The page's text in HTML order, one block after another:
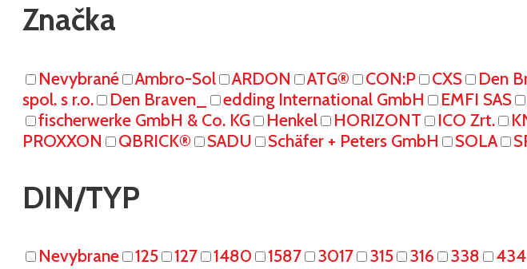
Značka
Nevybrané Ambro-Sol ARDON ATG® CON:P CXS Den
spol. s r.o.
Den Braven_ edding International GmbH EMFI SAS
fischerwerke GmbH & Co. KG
Henkel HORIZONT ICO Zrt.
PROXXON
QBRICK® SADU Schäfer + Peters GmbH SOLA
DIN/TYP
Nevybrane 125 127 1480 1587 3017 315 316 338 434